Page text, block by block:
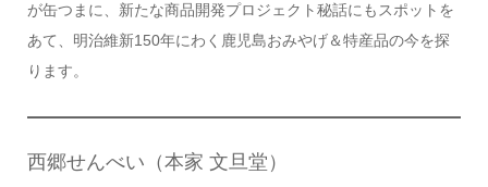
が缶つまに、新たな商品開発プロジェクト秘話にもスポットを
あて、明治維新150年にわく鹿児島おみやげ＆特産品の今を探
ります。
西郷せんべい（本家 文旦堂）